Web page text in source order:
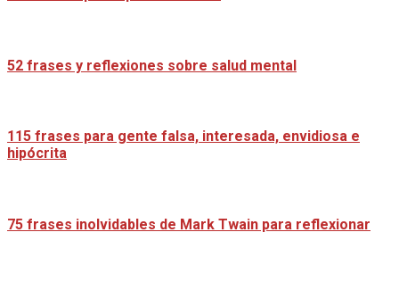
52 frases y reflexiones sobre salud mental
115 frases para gente falsa, interesada, envidiosa e
hipócrita
75 frases inolvidables de Mark Twain para reflexionar